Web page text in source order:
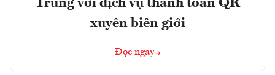
Trung với dịch vụ thanh toán QR
xuyên biên giới
Đọc ngay